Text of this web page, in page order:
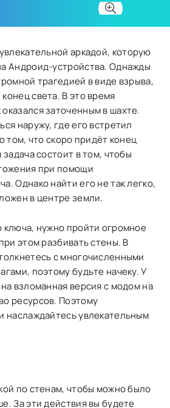
аркадой, которую
Андроид-устройства. Однажды
трагедией в виде взрыва,
света. В это время
заточенным в шахте.
наружу, где его встретил
том, что скоро придёт конец
состоит в том, чтобы
при помощи
Однако найти его не так легко,
в центре земли.
ключа, нужно пройти огромное
этом разбивать стены. В
с многочисленными
поэтому будьте начеку. У
взломанная версия с модом на
ресурсов. Поэтому
наслаждайтесь увлекательным
по стенам, чтобы можно было
За эти действия вы будете